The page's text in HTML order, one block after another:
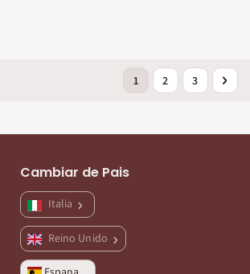
PáginaActualmente estás
1 Página
2 Página
3 Página
Cambiar de Pais
Italia
Reino Unido